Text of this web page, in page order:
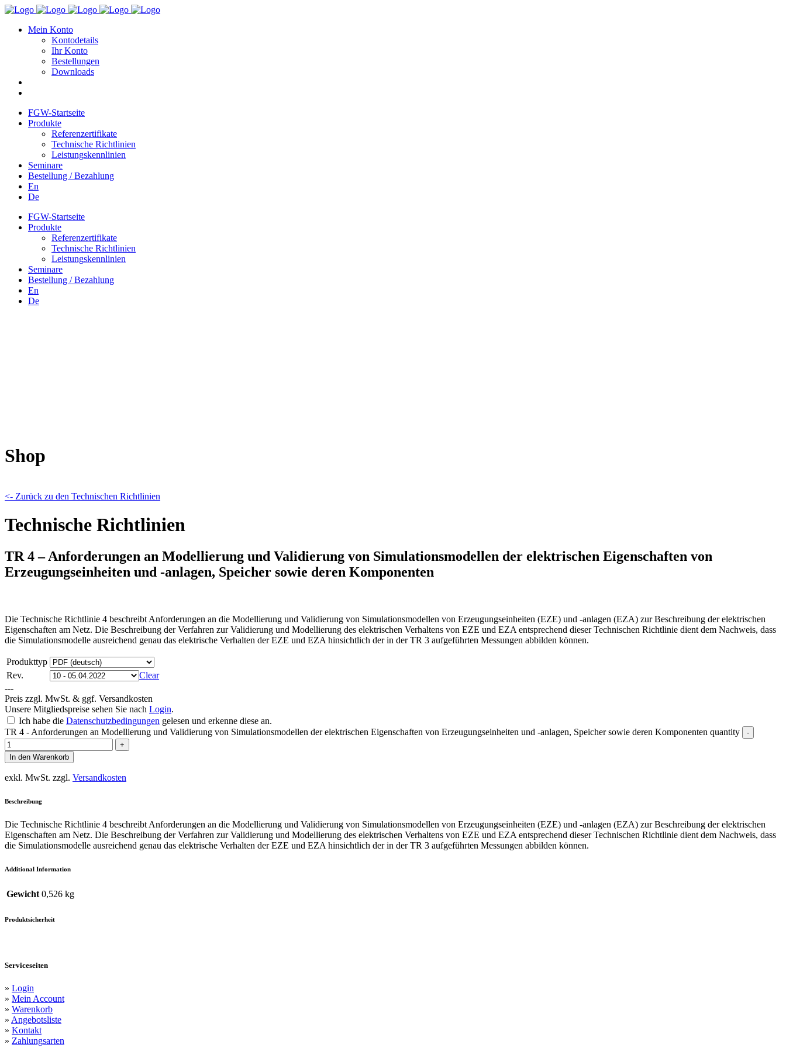
Mein Konto
Kontodetails
Ihr Konto
Bestellungen
Downloads
FGW-Startseite
Produkte
Referenzertifikate
Technische Richtlinien
Leistungskennlinien
Seminare
Bestellung / Bezahlung
En
De
FGW-Startseite
Produkte
Referenzertifikate
Technische Richtlinien
Leistungskennlinien
Seminare
Bestellung / Bezahlung
En
De
Shop
<- Zurück zu den Technischen Richtlinien
Technische Richtlinien
TR 4 – Anforderungen an Modellierung und Validierung von Simulationsmodellen der elektrischen Eigenschaften von
Erzeugungseinheiten und -anlagen, Speicher sowie deren Komponenten
Die Technische Richtlinie 4 beschreibt Anforderungen an die Modellierung und Validierung von Simulationsmodellen von Erzeugungseinheiten (EZE) und -anlagen (EZA) zur Beschreibung der elektrischen
Eigenschaften am Netz. Die Beschreibung der Verfahren zur Validierung und Modellierung des elektrischen Verhaltens von EZE und EZA entsprechend dieser Technischen Richtlinie dient dem Nachweis, dass
die Simulationsmodelle ausreichend genau das elektrische Verhalten der EZE und EZA hinsichtlich der in der TR 3 aufgeführten Messungen abbilden können.
Produkttyp
Rev.
Clear
---
Preis zzgl. MwSt. & ggf. Versandkosten
Unsere Mitgliedspreise sehen Sie nach Login.
Ich habe die Datenschutzbedingungen gelesen und erkenne diese an.
TR 4 - Anforderungen an Modellierung und Validierung von Simulationsmodellen der elektrischen Eigenschaften von Erzeugungseinheiten und -anlagen, Speicher sowie deren Komponenten quantity
In den Warenkorb
exkl. MwSt. zzgl. Versandkosten
Beschreibung
Die Technische Richtlinie 4 beschreibt Anforderungen an die Modellierung und Validierung von Simulationsmodellen von Erzeugungseinheiten (EZE) und -anlagen (EZA) zur Beschreibung der elektrischen
Eigenschaften am Netz. Die Beschreibung der Verfahren zur Validierung und Modellierung des elektrischen Verhaltens von EZE und EZA entsprechend dieser Technischen Richtlinie dient dem Nachweis, dass
die Simulationsmodelle ausreichend genau das elektrische Verhalten der EZE und EZA hinsichtlich der in der TR 3 aufgeführten Messungen abbilden können.
Additional Information
Gewicht 0,526 kg
Produktsicherheit
Serviceseiten
» Login
» Mein Account
» Warenkorb
» Angebotsliste
» Kontakt
» Zahlungsarten